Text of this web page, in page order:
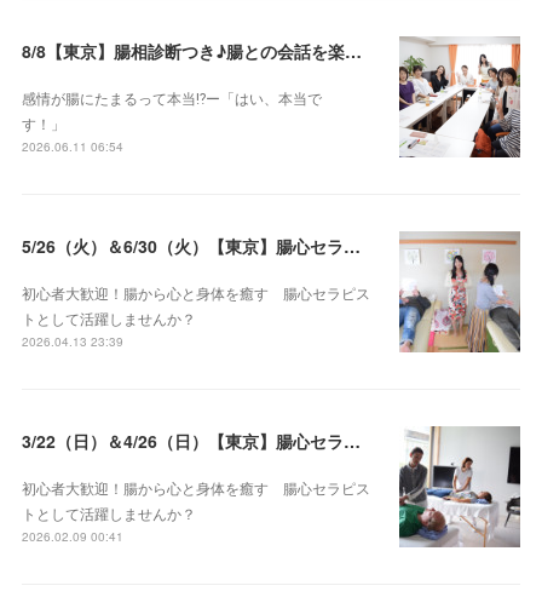
8/8【東京】腸相診断つき♪腸との会話を楽しむ♡腸心セラピー♪お試し体験会
感情が腸にたまるって本当⁉️ー「はい、本当で
す！」
2026.06.11 06:54
5/26（火）＆6/30（火）【東京】腸心セラピスト養成コース《２日間コース》開講決定
初心者大歓迎！腸から心と身体を癒す 腸心セラピス
トとして活躍しませんか？
2026.04.13 23:39
3/22（日）＆4/26（日）【東京】腸心セラピスト養成コース《２日間コース》開講決定
初心者大歓迎！腸から心と身体を癒す 腸心セラピス
トとして活躍しませんか？
2026.02.09 00:41